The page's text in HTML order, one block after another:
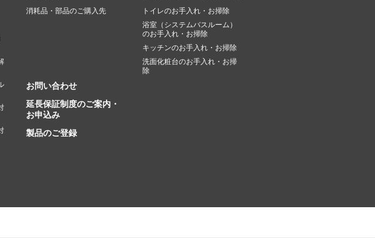
消耗品・部品のご購入先
トイレのお手入れ・お掃除
浴室（システムバスルーム）
のお手入れ・お掃除
キッチンのお手入れ・お掃除
洗面化粧台のお手入れ・お掃
除
お問い合わせ
延長保証制度のご案内・
お申込み
製品のご登録